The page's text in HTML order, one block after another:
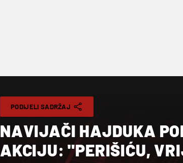
PODIJELI SADRŽAJ
NAVIJAČI HAJDUKA
AKCIJU: "PERIŠIĆU,